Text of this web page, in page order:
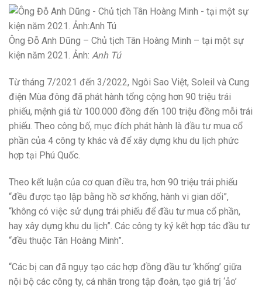
Ông Đỗ Anh Dũng – Chủ tịch Tân Hoàng Minh – tại một sự
kiện năm 2021. Ảnh: Anh Tú
Từ tháng 7/2021 đến 3/2022, Ngôi Sao Việt, Soleil và Cung
điện Mùa đông đã phát hành tổng cộng hơn 90 triệu trái
phiếu, mệnh giá từ 100.000 đồng đến 100 triệu đồng mỗi trái
phiếu. Theo công bố, mục đích phát hành là đầu tư mua cổ
phần của 4 công ty khác và để xây dựng khu du lịch phức
hợp tại Phú Quốc.
Theo kết luận của cơ quan điều tra, hơn 90 triệu trái phiếu
“đều được tạo lập bằng hồ sơ khống, hành vi gian dối”,
“không có việc sử dụng trái phiếu để đầu tư mua cổ phần,
hay xây dựng khu du lịch”. Các công ty ký kết hợp tác đầu tư
“đều thuộc Tân Hoàng Minh”.
“Các bị can đã ngụy tạo các hợp đồng đầu tư ‘khống’ giữa
nội bộ các công ty, cá nhân trong tập đoàn, tạo giá trị ‘ảo’